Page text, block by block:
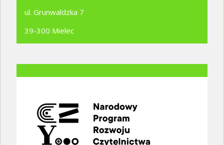
ul. Grunwaldzka 7
39-300 Mielec